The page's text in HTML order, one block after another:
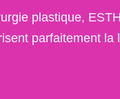
plastique,
parfaitement la